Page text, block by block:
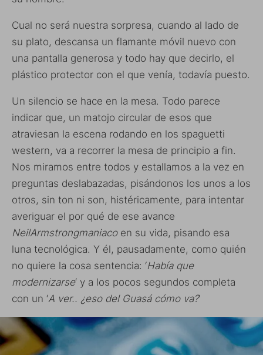
Cual no será nuestra sorpresa, cuando al lado de
su plato, descansa un flamante móvil nuevo con
una pantalla generosa y todo hay que decirlo, el
plástico protector con el que venía, todavía puesto.
Un silencio se hace en la mesa. Todo parece
indicar que, un matojo circular de esos que
atraviesan la escena rodando en los spaguetti
western, va a recorrer la mesa de principio a fin.
Nos miramos entre todos y estallamos a la vez en
preguntas deslabazadas, pisándonos los unos a los
otros, sin ton ni son, histéricamente, para intentar
averiguar el por qué de ese avance
NeilArmstrongmaniacoen su vida, pisando esa
luna tecnológica. Y él, pausadamente, como quién
no quiere la cosa sentencia: ‘Había que
modernizarse‘ y a los pocos segundos completa
con un ‘A ver.. ¿eso del Guasá cómo va?‘